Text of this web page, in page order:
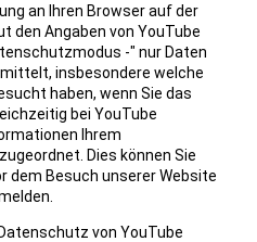
an Ihren Browser auf der
den Angaben von YouTube
-" nur Daten
insbesondere welche
haben, wenn Sie das
bei YouTube
Ihrem
Dies können Sie
dem Besuch unserer Website
von YouTube